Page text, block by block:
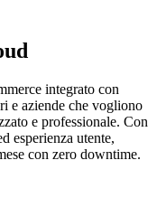
integrato con
e aziende che vogliono
e professionale. Con
esperienza utente,
con zero downtime.